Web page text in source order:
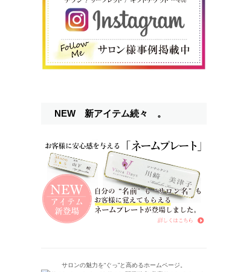
NEW 新アイテム続々 。
サロンの魅力を“ぐっ”と高めるホームページ。